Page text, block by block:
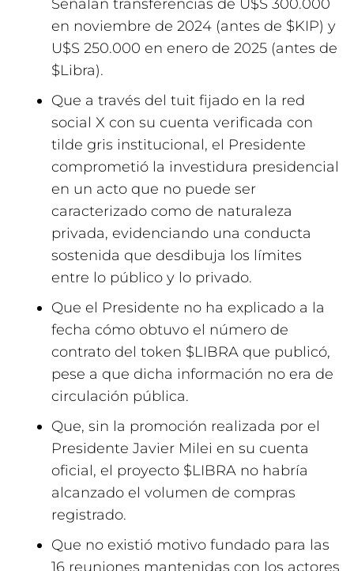
Señalan transferencias de U$S 300.000
en noviembre de 2024 (antes de $KIP) y
U$S 250.000 en enero de 2025 (antes de
$Libra).
Que a través del tuit fijado en la red
social X con su cuenta verificada con
tilde gris institucional, el Presidente
comprometió la investidura presidencial
en un acto que no puede ser
caracterizado como de naturaleza
privada, evidenciando una conducta
sostenida que desdibuja los límites
entre lo público y lo privado.
Que el Presidente no ha explicado a la
fecha cómo obtuvo el número de
contrato del token $LIBRA que publicó,
pese a que dicha información no era de
circulación pública.
Que, sin la promoción realizada por el
Presidente Javier Milei en su cuenta
oficial, el proyecto $LIBRA no habría
alcanzado el volumen de compras
registrado.
Que no existió motivo fundado para las
16 reuniones mantenidas con los actores